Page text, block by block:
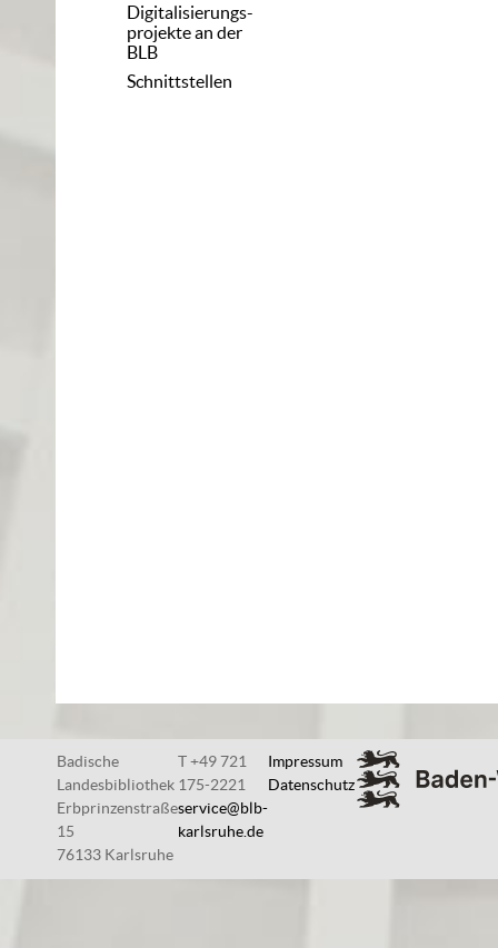
Digitalisierungs-
projekte an der
BLB
Schnittstellen
Badische
Landesbibliothek
Erbprinzenstraße
15
76133 Karlsruhe
T +49 721
175-2221
service@blb-
karlsruhe.de
Impressum
Datenschutz